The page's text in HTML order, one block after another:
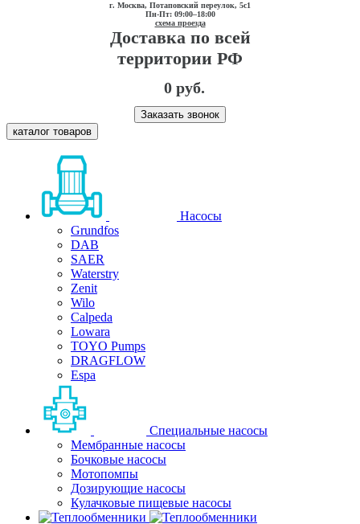
г. Москва, Потаповский переулок, 5с1
Пн-Пт: 09:00–18:00
схема проезда
Доставка по всей
территории РФ
0 руб.
Заказать звонок
каталог товаров
Насосы
Grundfos
DAB
SAER
Waterstry
Zenit
Wilo
Calpeda
Lowara
TOYO Pumps
DRAGFLOW
Espa
Специальные насосы
Мембранные насосы
Бочковые насосы
Мотопомпы
Дозирующие насосы
Кулачковые пищевые насосы